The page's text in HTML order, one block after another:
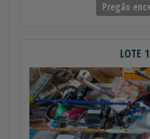
Pregão
LOTE
Anterior